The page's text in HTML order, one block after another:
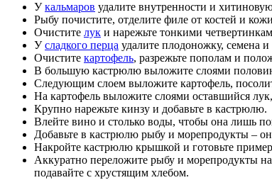
Укальмаров удалите внутренности и
Рыбу почистите, отделите филе от костей и
Очистите лук и нарежьте тонкими
Усладкого перца удалите плодоножку, семена
Очистите картофель, разрежьте пополам и
В большую кастрюлю выложите слоями
Следующим слоем выложите картофель,
На картофель выложите слоями оставшийся
Крупно нарежьте кинзу и добавьте в кастрюлю.
Влейте вино и столько воды, чтобы она лишь
Добавьте в кастрюлю рыбу и морепродукты –
Накройте кастрюлю крышкой и готовьте
Аккуратно переложите рыбу и морепродукты
подавайте с хрустящим хлебом.